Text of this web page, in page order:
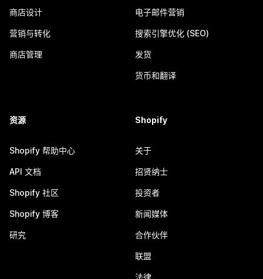
商店设计
营销与转化
商店管理
电子邮件营销
搜索引擎优化 (SEO)
发货
货币和翻译
资源
Shopify 帮助中心
API 文档
Shopify 社区
Shopify 博客
研究
Shopify
关于
招贤纳士
投资者
新闻媒体
合作伙伴
联盟
法律